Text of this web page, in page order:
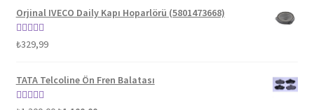
Orjinal IVECO Daily Kapı Hoparlörü (5801473668)
5 üzerinden
₺329,99
TATA Telcoline Ön Fren Balatası